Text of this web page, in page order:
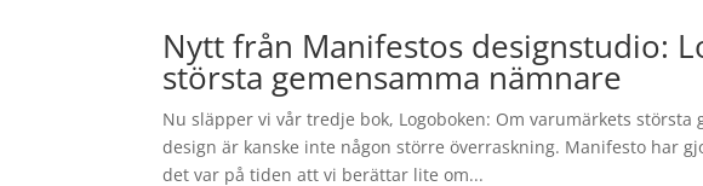
Nytt från Manifestos designstudio:
största gemensamma nämnare
Nu släpper vi vår tredje bok, Logoboken: Om varumärkets
design är kanske inte någon större överraskning. Manifesto har
det var på tiden att vi berättar lite om...